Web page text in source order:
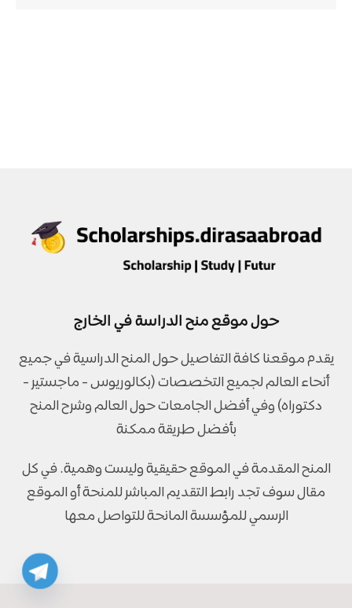
حول موقع منح الدراسة في الخارج
يقدم موقعنا كافة التفاصيل حول المنح الدراسية في جميع
أنحاء العالم لجميع التخصصات (بكالوريوس - ماجستير -
دكتوراه) وفي أفضل الجامعات حول العالم وشرح المنح
بأفضل طريقة ممكنة
المنح المقدمة في الموقع حقيقية وليست وهمية. في كل
مقال سوف تجد رابط التقديم المباشر للمنحة أو الموقع
الرسمي للمؤسسة المانحة للتواصل معها